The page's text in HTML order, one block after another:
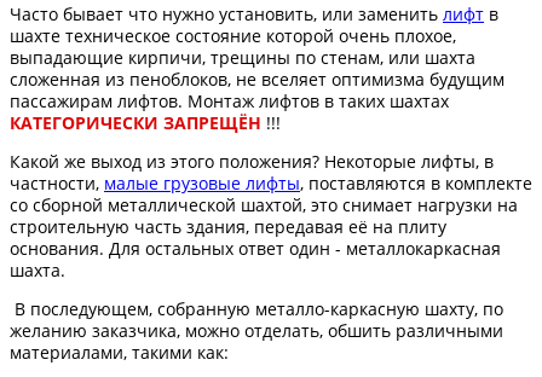
Часто бывает что нужно установить, или заменить лифт в
шахте техническое состояние которой очень плохое,
выпадающие кирпичи, трещины по стенам, или шахта
сложенная из пеноблоков, не вселяет оптимизма будущим
пассажирам лифтов. Монтаж лифтов в таких шахтах
КАТЕГОРИЧЕСКИ ЗАПРЕЩЁН !!!
Какой же выход из этого положения? Некоторые лифты, в
частности, малые грузовые лифты, поставляются в комплекте
со сборной металлической шахтой, это снимает нагрузки на
строительную часть здания, передавая её на плиту
основания. Для остальных ответ один - металлокаркасная
шахта.
В последующем, собранную металло-каркасную шахту, по
желанию заказчика, можно отделать, обшить различными
материалами, такими как: